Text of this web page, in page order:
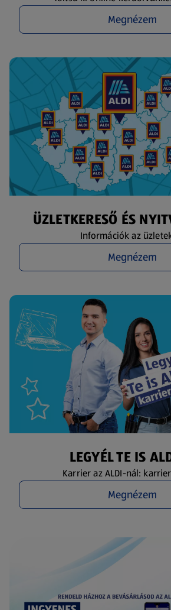
Megnézem
ÜZLETKERESŐ ÉS
Információk az
Megnézem
LEGYÉL TE IS
Karrier az ALDI-nál:
Megnézem